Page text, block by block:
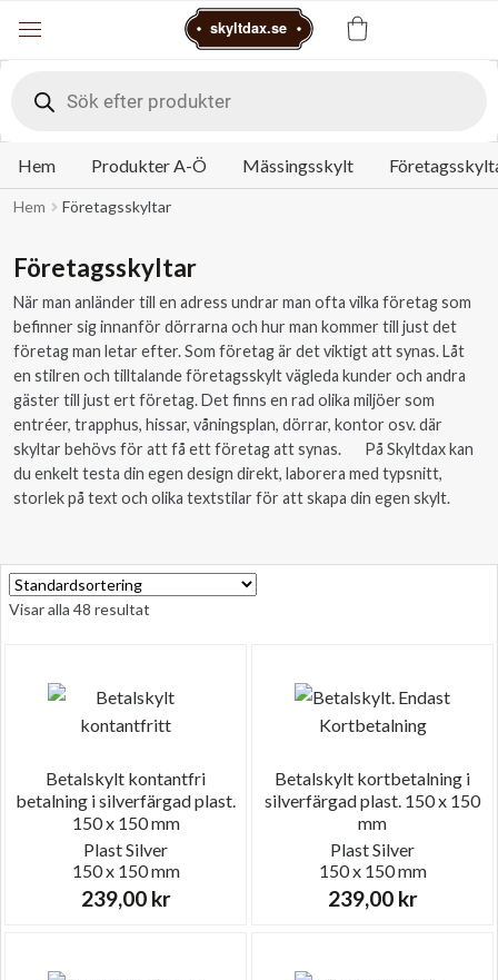
skyltdax.se
search
Hem Produkter A-Ö Mässingsskylt
Hem Företagsskyltar
Företagsskyltar
När man anländer till en adress undrar man ofta vilka företag som
befinner sig innanför dörrarna och hur man kommer till just det
företag man letar efter. Som företag är det viktigt att synas. Låt
en stilren och tilltalande företagsskylt vägleda kunder och andra
gäster till just ert företag. Det finns en rad olika miljöer som
entréer, trapphus, hissar, våningsplan, dörrar, kontor osv. där
skyltar behövs för att få ett företag att synas. På Skyltdax kan
du enkelt testa din egen design direkt, laborera med typsnitt,
storlek på text och olika textstilar för att skapa din egen skylt.
Visar alla 48 resultat
Betalskylt kontantfri
betalning i silverfärgad plast.
150 x 150 mm
PlastSilver
150 x 150 mm
239,00 kr
Betalskylt kortbetalning i
silverfärgad plast. 150 x 150
mm
PlastSilver
150 x 150 mm
239,00 kr